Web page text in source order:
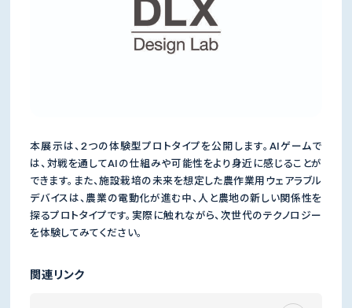
本展示は、2つの体験型プロトタイプを公開します。AIゲームで
は、対戦を通してAIの仕組みや可能性をより身近に感じることが
できます。また、施設栽培の未来を想定した農作業用ウェアラブル
デバイスは、農業の電動化が進む中、人と農地の新しい関係性を
探るプロトタイプです。実際に触れながら、次世代のテクノロジー
を体験してみてください。
関連リンク